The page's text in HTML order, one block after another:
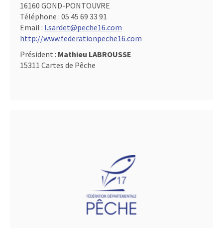
16160 GOND-PONTOUVRE
Téléphone : 05 45 69 33 91
Email : l.sardet@peche16.com
http://www.federationpeche16.com
Président : Mathieu LABROUSSE
15311 Cartes de Pêche